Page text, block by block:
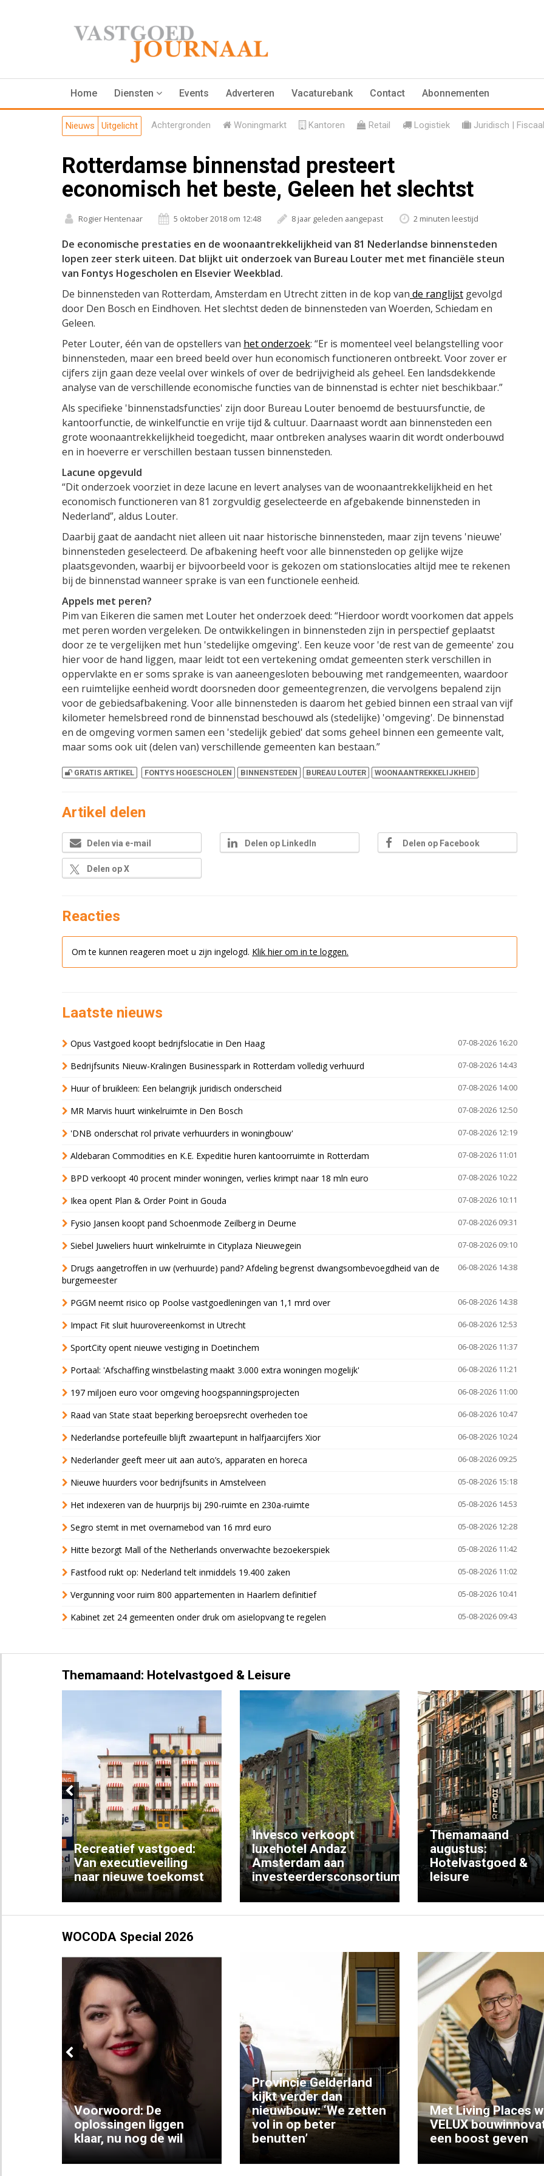
Home Diensten Events Adverteren Vacaturebank Contact Abonnementen
Nieuws Uitgelicht Achtergronden Woningmarkt Kantoren Retail Logistiek Juridisch | Fiscaal
Rotterdamse binnenstad presteert
economisch het beste, Geleen het slechtst
Rogier Hentenaar 5 oktober 2018 om 12:48 8 jaar geleden aangepast 2 minuten leestijd
De economische prestaties en de woonaantrekkelijkheid van 81 Nederlandse binnensteden
lopen zeer sterk uiteen. Dat blijkt uit onderzoek van Bureau Louter met met financiële steun
van Fontys Hogescholen en Elsevier Weekblad.
De binnensteden van Rotterdam, Amsterdam en Utrecht zitten in de kop van de ranglijst gevolgd
door Den Bosch en Eindhoven. Het slechtst deden de binnensteden van Woerden, Schiedam en
Geleen.
Peter Louter, één van de opstellers van het onderzoek: “Er is momenteel veel belangstelling voor
binnensteden, maar een breed beeld over hun economisch functioneren ontbreekt. Voor zover er
cijfers zijn gaan deze veelal over winkels of over de bedrijvigheid als geheel. Een landsdekkende
analyse van de verschillende economische functies van de binnenstad is echter niet beschikbaar.”
Als specifieke 'binnenstadsfuncties' zijn door Bureau Louter benoemd de bestuursfunctie, de
kantoorfunctie, de winkelfunctie en vrije tijd & cultuur. Daarnaast wordt aan binnensteden een
grote woonaantrekkelijkheid toegedicht, maar ontbreken analyses waarin dit wordt onderbouwd
en in hoeverre er verschillen bestaan tussen binnensteden.
Lacune opgevuld
“Dit onderzoek voorziet in deze lacune en levert analyses van de woonaantrekkelijkheid en het
economisch functioneren van 81 zorgvuldig geselecteerde en afgebakende binnensteden in
Nederland”, aldus Louter.
Daarbij gaat de aandacht niet alleen uit naar historische binnensteden, maar zijn tevens 'nieuwe'
binnensteden geselecteerd. De afbakening heeft voor alle binnensteden op gelijke wijze
plaatsgevonden, waarbij er bijvoorbeeld voor is gekozen om stationslocaties altijd mee te rekenen
bij de binnenstad wanneer sprake is van een functionele eenheid.
Appels met peren?
Pim van Eikeren die samen met Louter het onderzoek deed: “Hierdoor wordt voorkomen dat appels
met peren worden vergeleken. De ontwikkelingen in binnensteden zijn in perspectief geplaatst
door ze te vergelijken met hun 'stedelijke omgeving'. Een keuze voor 'de rest van de gemeente' zou
hier voor de hand liggen, maar leidt tot een vertekening omdat gemeenten sterk verschillen in
oppervlakte en er soms sprake is van aaneengesloten bebouwing met randgemeenten, waardoor
een ruimtelijke eenheid wordt doorsneden door gemeentegrenzen, die vervolgens bepalend zijn
voor de gebiedsafbakening. Voor alle binnensteden is daarom het gebied binnen een straal van vijf
kilometer hemelsbreed rond de binnenstad beschouwd als (stedelijke) 'omgeving'. De binnenstad
en de omgeving vormen samen een 'stedelijk gebied' dat soms geheel binnen een gemeente valt,
maar soms ook uit (delen van) verschillende gemeenten kan bestaan.”
GRATIS ARTIKEL FONTYS HOGESCHOLEN BINNENSTEDEN BUREAU LOUTER WOONAANTREKKELIJKHEID
Artikel delen
Delen via e-mail Delen op LinkedIn Delen op Facebook
Delen op X
Reacties
Om te kunnen reageren moet u zijn ingelogd. Klik hier om in te loggen.
Laatste nieuws
07-08-2026 16:20
Opus Vastgoed koopt bedrijfslocatie in Den Haag
07-08-2026 14:43
Bedrijfsunits Nieuw-Kralingen Businesspark in Rotterdam volledig verhuurd
07-08-2026 14:00
Huur of bruikleen: Een belangrijk juridisch onderscheid
07-08-2026 12:50
MR Marvis huurt winkelruimte in Den Bosch
07-08-2026 12:19
'DNB onderschat rol private verhuurders in woningbouw'
07-08-2026 11:01
Aldebaran Commodities en K.E. Expeditie huren kantoorruimte in Rotterdam
07-08-2026 10:22
BPD verkoopt 40 procent minder woningen, verlies krimpt naar 18 mln euro
07-08-2026 10:11
Ikea opent Plan & Order Point in Gouda
07-08-2026 09:31
Fysio Jansen koopt pand Schoenmode Zeilberg in Deurne
07-08-2026 09:10
Siebel Juweliers huurt winkelruimte in Cityplaza Nieuwegein
06-08-2026 14:38
Drugs aangetroffen in uw (verhuurde) pand? Afdeling begrenst dwangsombevoegdheid van de
burgemeester
06-08-2026 14:38
PGGM neemt risico op Poolse vastgoedleningen van 1,1 mrd over
06-08-2026 12:53
Impact Fit sluit huurovereenkomst in Utrecht
06-08-2026 11:37
SportCity opent nieuwe vestiging in Doetinchem
06-08-2026 11:21
Portaal: 'Afschaffing winstbelasting maakt 3.000 extra woningen mogelijk'
06-08-2026 11:00
197 miljoen euro voor omgeving hoogspanningsprojecten
06-08-2026 10:47
Raad van State staat beperking beroepsrecht overheden toe
06-08-2026 10:24
Nederlandse portefeuille blijft zwaartepunt in halfjaarcijfers Xior
06-08-2026 09:25
Nederlander geeft meer uit aan auto’s, apparaten en horeca
05-08-2026 15:18
Nieuwe huurders voor bedrijfsunits in Amstelveen
05-08-2026 14:53
Het indexeren van de huurprijs bij 290-ruimte en 230a-ruimte
05-08-2026 12:28
Segro stemt in met overnamebod van 16 mrd euro
05-08-2026 11:42
Hitte bezorgt Mall of the Netherlands onverwachte bezoekerspiek
05-08-2026 11:02
Fastfood rukt op: Nederland telt inmiddels 19.400 zaken
05-08-2026 10:41
Vergunning voor ruim 800 appartementen in Haarlem definitief
05-08-2026 09:43
Kabinet zet 24 gemeenten onder druk om asielopvang te regelen
Themamaand: Hotelvastgoed & Leisure
Previous
Recreatief vastgoed:
Van executieveiling
naar nieuwe toekomst
Invesco verkoopt
luxehotel Andaz
Amsterdam aan
investeerdersconsortium
Themamaand
augustus:
Hotelvastgoed &
leisure
WOCODA Special 2026
Previous
Voorwoord: De
oplossingen liggen
klaar, nu nog de wil
Provincie Gelderland
kijkt verder dan
nieuwbouw: ‘We zetten
vol in op beter
benutten’
Met Living Places
VELUX
een boost geven